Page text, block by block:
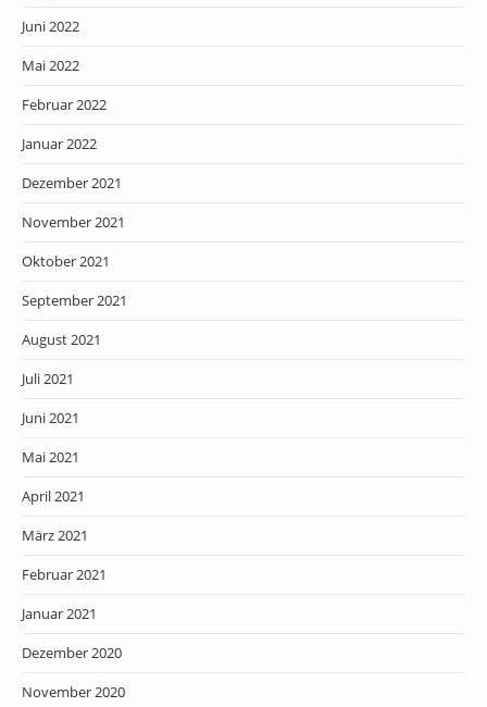
Juni 2022
Mai 2022
Februar 2022
Januar 2022
Dezember 2021
November 2021
Oktober 2021
September 2021
August 2021
Juli 2021
Juni 2021
Mai 2021
April 2021
März 2021
Februar 2021
Januar 2021
Dezember 2020
November 2020